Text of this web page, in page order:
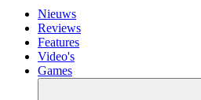
Nieuws
Reviews
Features
Video's
Games